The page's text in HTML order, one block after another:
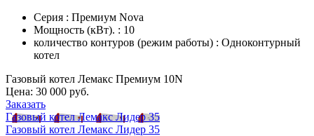
Серия : Премиум Nova
Мощность (кВт). : 10
количество контуров (режим работы) : Одноконтурный
котел
Газовый котел Лемакс Премиум 10N
Цена: 30 000 руб.
Заказать
Газовый котел Лемакс Лидер 35
Газовый котел Лемакс Лидер 35